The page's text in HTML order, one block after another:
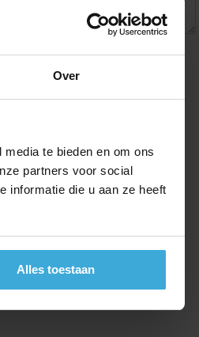
Over
te bieden en om ons
partners voor social
informatie die u aan ze heeft
Alles toestaan